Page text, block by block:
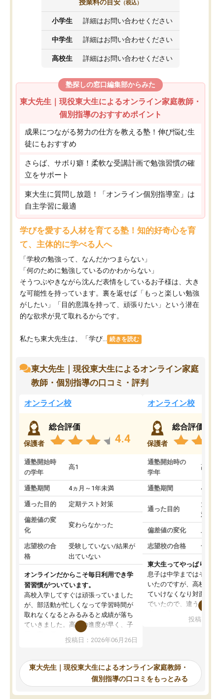
授業料の目安 （税込）
小学生 詳細はお問い合わせください
中学生 詳細はお問い合わせください
高校生 詳細はお問い合わせください
塾探しの窓口編集部からみた
東大先生｜現役東大生によるオンライン家庭教師・
個別指導のおすすめポイント
成果につながる努力の仕方を教える塾！伸び悩む生
徒にもおすすめ
さらば、サボり癖！柔軟な受講計画で勉強習慣の確
立をサポート
東大生に質問し放題！「オンライン個別指導室」は
自主学習に最適
学びを愛する人材を育てる塾！知的好奇心を育
て、主体的に学べる人へ
「学校の勉強って、なんだかつまらない」
「何のために勉強しているのかわからない」
そうつぶやきながら沈んだ表情をしているお子様は、大き
な可能性を持っています。裏を返せば「もっと楽しい勉強
がしたい」「目的意識を持って、頑張りたい」という潜在
的な欲求が見て取れるからです。
私たち東大先生は、「学び... 続きを読む
東大先生｜現役東大生によるオンライン家庭
教師・個別指導の口コミ・評判
オンライン校
保護者
総合評価
4.4
通塾開始時
の学年
高1
通塾期間 4ヵ月～1年未満
通った目的 定期テスト対策
偏差値の変
化
変わらなかった
志望校の合
格
受験していない/結果が
出ていない
オンラインだからこそ毎日利用でき学
習習慣がついています。
高校入学してすぐは頑張っていました
が、部活動が忙しくなって学習時間が
取れなくなるとみるみると成績が落ち
ていきました。高校の進度が早く、子
供も家に帰って勉強の話すると嫌な反
応を示します。東大先生にお願いして
れるので、親としても安心です。毎日
使える自習室とかもあり、わからない
ところがあれば先生が回答してくれる
のも重宝しています。
投稿日：2026年06月26日
オンライン校
保護者
総合評価
通塾開始時の
学年
高3
通塾期間 4ヵ月
通った目的
大学
対策
偏差値の変化 上が
志望校の合格 合格
東大生ってやっぱりすご
息子は中学まではそこそ
いたのですが、高校に入
ていけなくなり対面の塾
でいたので、違うアプロ
で、当初は模試でD判定
自習室が毎日使えていつ
るのが心強かったよう
謝です。
投稿日：
東大先生｜現役東大生によるオンライン家庭教師・
個別指導の口コミをもっとみる